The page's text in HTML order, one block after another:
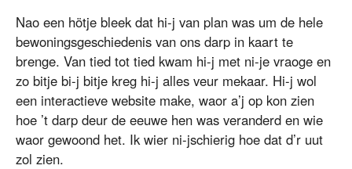
Nao een hötje bleek dat hi-j van plan was um de hele
bewoningsgeschiedenis van ons darp in kaart te
brenge. Van tied tot tied kwam hi-j met ni-je vraoge en
zo bitje bi-j bitje kreg hi-j alles veur mekaar. Hi-j wol
een interactieve website make, waor a’j op kon zien
hoe ’t darp deur de eeuwe hen was veranderd en wie
waor gewoond het. Ik wier ni-jschierig hoe dat d’r uut
zol zien.